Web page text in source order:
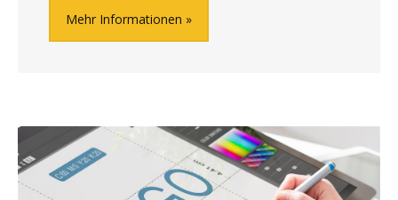
Mehr Informationen